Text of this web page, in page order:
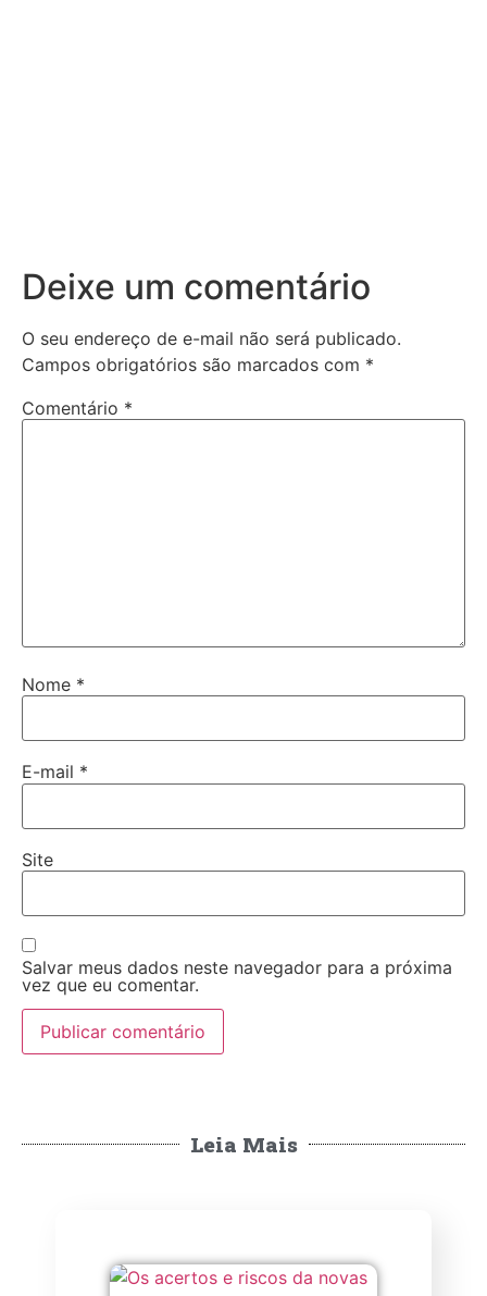
Deixe um comentário
O seu endereço de e-mail não será publicado.
Campos obrigatórios são marcados com *
Comentário *
Nome *
E-mail *
Site
Salvar meus dados neste navegador para a próxima
vez que eu comentar.
Leia Mais